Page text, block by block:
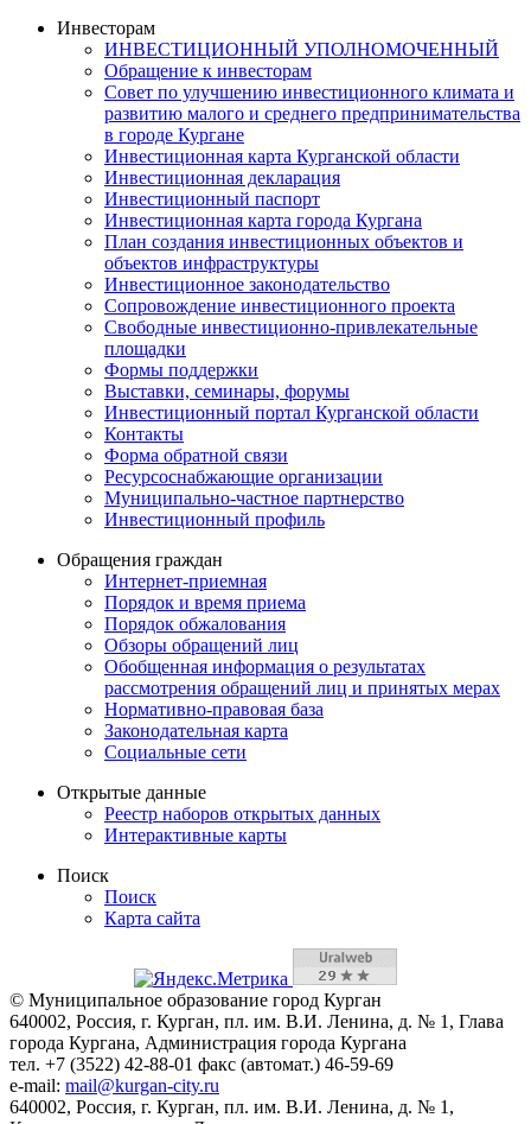
Инвесторам
ИНВЕСТИЦИОННЫЙ УПОЛНОМОЧЕННЫЙ
Обращение к инвесторам
Совет по улучшению инвестиционного климата и
развитию малого и среднего предпринимательства
в городе Кургане
Инвестиционная карта Курганской области
Инвестиционная декларация
Инвестиционный паспорт
Инвестиционная карта города Кургана
План создания инвестиционных объектов и
объектов инфраструктуры
Инвестиционное законодательство
Сопровождение инвестиционного проекта
Свободные инвестиционно-привлекательные
площадки
Формы поддержки
Выставки, семинары, форумы
Инвестиционный портал Курганской области
Контакты
Форма обратной связи
Ресурсоснабжающие организации
Муниципально-частное партнерство
Инвестиционный профиль
Обращения граждан
Интернет-приемная
Порядок и время приема
Порядок обжалования
Обзоры обращений лиц
Обобщенная информация о результатах
рассмотрения обращений лиц и принятых мерах
Нормативно-правовая база
Законодательная карта
Социальные сети
Открытые данные
Реестр наборов открытых данных
Интерактивные карты
Поиск
Поиск
Карта сайта
© Муниципальное образование город Курган
640002, Россия, г. Курган, пл. им. В.И. Ленина, д. № 1, Глава
города Кургана, Администрация города Кургана
тел. +7 (3522) 42-88-01 факс (автомат.) 46-59-69
e-mail: mail@kurgan-city.ru
640002, Россия, г. Курган, пл. им. В.И. Ленина, д. № 1,